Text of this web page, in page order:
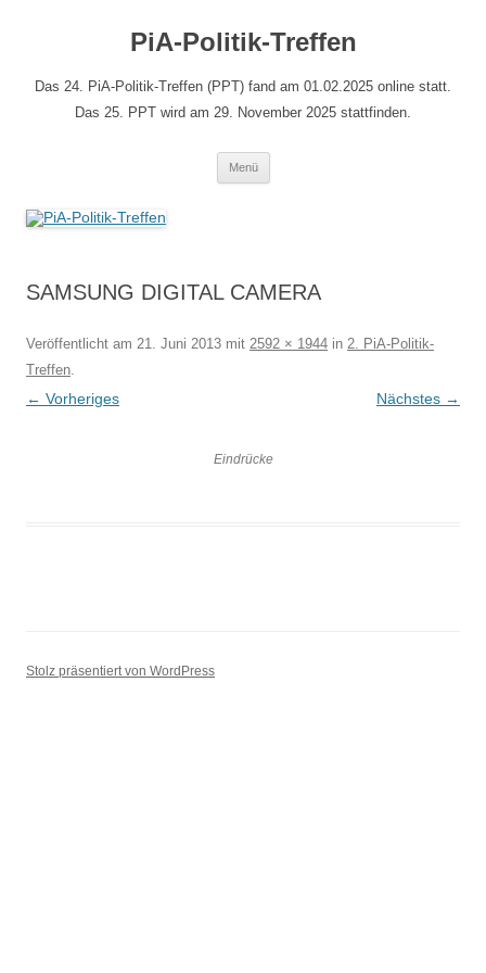
PiA-Politik-Treffen
Das 24. PiA-Politik-Treffen (PPT) fand am 01.02.2025 online statt.
Das 25. PPT wird am 29. November 2025 stattfinden.
Menü
SAMSUNG DIGITAL CAMERA
Veröffentlicht am 21. Juni 2013 mit 2592 × 1944 in 2. PiA-Politik-
Treffen.
← Vorheriges Nächstes →
Eindrücke
Stolz präsentiert von WordPress